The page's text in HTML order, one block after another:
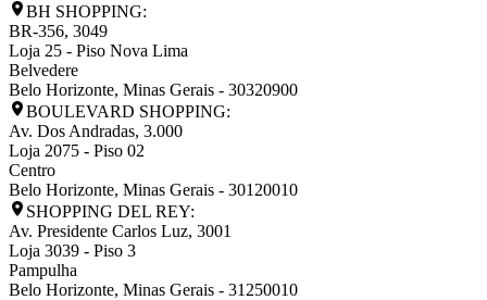
BH SHOPPING:
BR-356, 3049
Loja 25 - Piso Nova Lima
Belvedere
Belo Horizonte, Minas Gerais - 30320900
BOULEVARD SHOPPING:
Av. Dos Andradas, 3.000
Loja 2075 - Piso 02
Centro
Belo Horizonte, Minas Gerais - 30120010
SHOPPING DEL REY:
Av. Presidente Carlos Luz, 3001
Loja 3039 - Piso 3
Pampulha
Belo Horizonte, Minas Gerais - 31250010